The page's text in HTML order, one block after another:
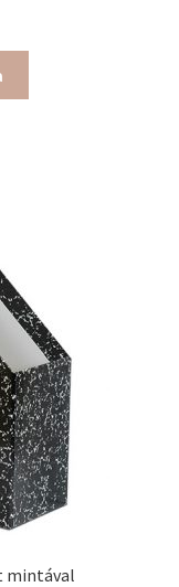
termékoldalon
választhatók
ki
mintával